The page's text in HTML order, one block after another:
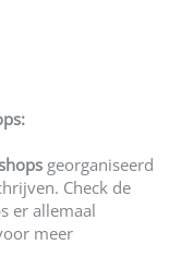
georganiseerd
Check de
er allemaal
meer